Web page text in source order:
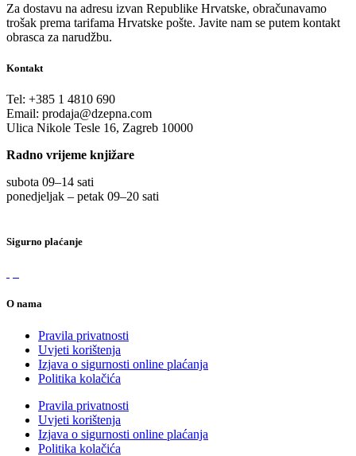
Za dostavu na adresu izvan Republike Hrvatske, obračunavamo
trošak prema tarifama Hrvatske pošte. Javite nam se putem kontakt
obrasca za narudžbu.
Kontakt
Tel: +385 1 4810 690
Email: prodaja@dzepna.com
Ulica Nikole Tesle 16, Zagreb 10000
Radno vrijeme knjižare
subota 09–14 sati
ponedjeljak – petak 09–20 sati
Sigurno plaćanje
O nama
Pravila privatnosti
Uvjeti korištenja
Izjava o sigurnosti online plaćanja
Politika kolačića
Pravila privatnosti
Uvjeti korištenja
Izjava o sigurnosti online plaćanja
Politika kolačića